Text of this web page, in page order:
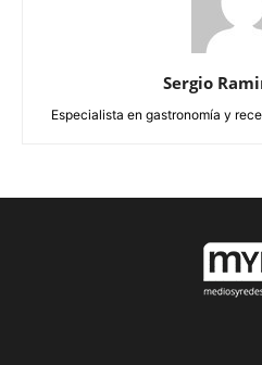
Sergio
Especialista en gastronomía y